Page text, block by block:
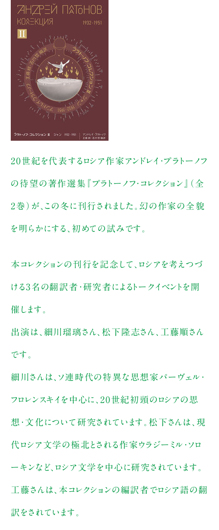
20世紀を代表するロシア作家アンドレイ・プラトーノフ
の待望の著作選集『プラトーノフ・コレクション』（全
2巻）が、この冬に刊行されました。幻の作家の全貌
を明らかにする、初めての試みです。
本コレクションの刊行を記念して、ロシアを考えつづ
ける3名の翻訳者・研究者によるトークイベントを開
催します。
出演は、細川瑠璃さん、松下隆志さん、工藤順さん
です。
細川さんは、ソ連時代の特異な思想家パーヴェル・
フロレンスキイを中心に、20世紀初頭のロシアの思
想・文化について研究されています。松下さんは、現
代ロシア文学の極北とされる作家ウラジーミル・ソロ
ーキンなど、ロシア文学を中心に研究されています。
工藤さんは、本コレクションの編訳者でロシア語の翻
訳をされています。